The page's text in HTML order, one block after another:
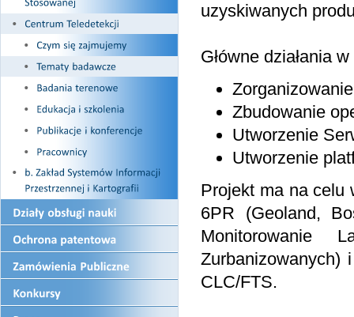
uzyskiwanych
Główne działania
Zbudowanie
Utworzenie
Utworzenie
Projekt ma na celu
6PR (Geoland,
Monitorowanie
Zurbanizowanych)
CLC/FTS.